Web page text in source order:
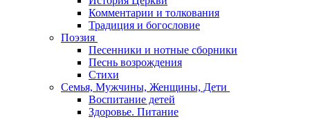
Комментарии и толкования
Традиция и богословие
Поэзия
Песенники и нотные сборники
Песнь возрождения
Стихи
Семья, Мужчины, Женщины, Дети
Воспитание детей
Здоровье. Питание